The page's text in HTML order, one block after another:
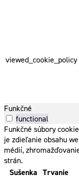
viewed_cookie_policy
Funkčné
functional
Funkčné súbory
je zdieľanie obsahu
médií,
strán.
Sušenka Trvanie